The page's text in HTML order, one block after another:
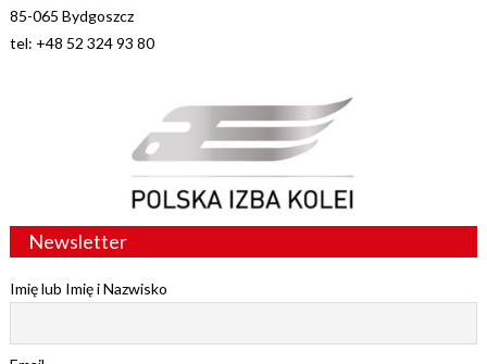
85-065 Bydgoszcz
tel: +48 52 324 93 80
Newsletter
Imię lub Imię i Nazwisko